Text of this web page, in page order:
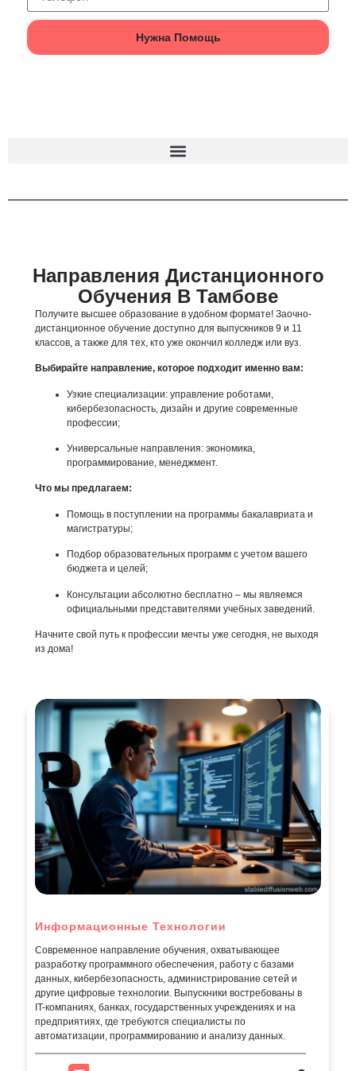
Направления Дистанционного
Узкие специализации: управление роботами,
кибербезопасность, дизайн и другие современные
профессии;
Универсальные направления: экономика,
программирование, менеджмент.
Что мы предлагаем:
Помощь в поступлении на программы бакалавриата и
магистратуры;
бюджета и целей;
официальными представителями учебных заведений.
Начните свой путь к профессии мечты уже сегодня, не выходя
из дома!
Информационные Технологии
Современное направление обучения, охватывающее
разработку программного обеспечения, работу с базами
данных, кибербезопасность, администрирование сетей и
другие цифровые технологии. Выпускники востребованы в
IT-компаниях, банках, государственных учреждениях и на
Программ